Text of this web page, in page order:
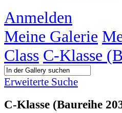
Anmelden
Meine Galerie
Class C-Klasse
Erweiterte Suche
C-Klasse (Baureihe